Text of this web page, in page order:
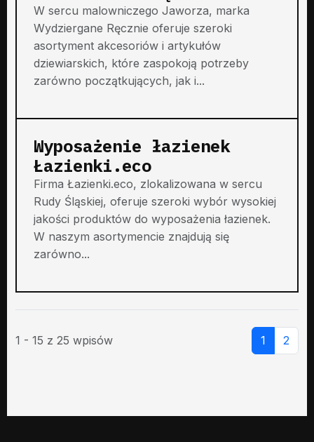
W sercu malowniczego Jaworza, marka
Wydziergane Ręcznie oferuje szeroki
asortyment akcesoriów i artykułów
dziewiarskich, które zaspokoją potrzeby
zarówno początkujących, jak i...
Wyposażenie łazienek
Łazienki.eco
Firma Łazienki.eco, zlokalizowana w sercu
Rudy Śląskiej, oferuje szeroki wybór wysokiej
jakości produktów do wyposażenia łazienek.
W naszym asortymencie znajdują się
zarówno...
1 - 15 z 25 wpisów 1 2